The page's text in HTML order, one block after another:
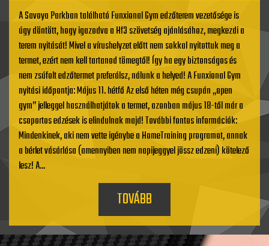
A Savoya Parkban található Funxional Gym edzőterem vezetősége is
úgy döntött, hogy igazodva a Hf3 szövetség ajánlásához, megkezdi a
terem nyitását! Mivel a vírushelyzet előtt nem sokkal nyitottuk meg a
termet, ezért nem kell tartanod tömegtől! Így ha egy biztonságos és
nem zsúfolt edzőtermet preferálsz, nálunk a helyed! A Funxional Gym
nyitási időpontja: Május 11. hétfő Az első héten még csupán „open
gym” jelleggel használhatjátok a termet, azonban május 18-től már a
csoportos edzések is elindulnak majd! További fontos információk:
Mindenkinek, aki nem vette igénybe a HomeTraining programot, annak
a bérlet vásárlása (amennyiben nem napijeggyel jössz edzeni) kötelező
lesz! A...
TOVÁBB